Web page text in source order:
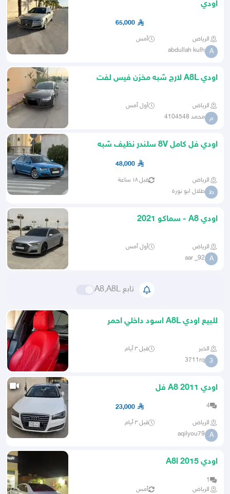
اودي
65,000
الرياض أمس
A
abdullah kulh
اودي A8L لارج شبه مخزن فيس لفت
الرياض أول أمس
م محمد 4104548
اودي فل كامل 8V سلندر نظيف شبه
48,000
الرياض قبل ١٨ ساعة
ط طلال ابو نورة
اودي A8 - سماكو 2021
الرياض أول أمس
A
aar _92
تابع A8,A8L
للبيع اودي A8L اسود داخلي احمر
الخبر قبل ٣ أيام
3
3711rq
اودي A8 2011 فل
4
23,000
الرياض قبل ٣ أيام
A
aqilyou79
اودي A8l 2015
1
الرياض
أمس